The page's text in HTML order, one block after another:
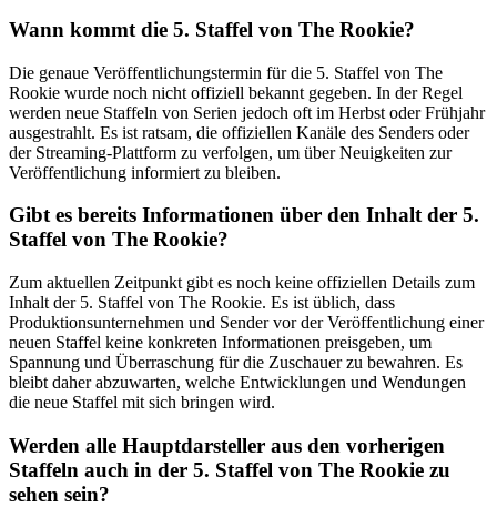
Wann kommt die 5. Staffel von The Rookie?
Die genaue Veröffentlichungstermin für die 5. Staffel von The
Rookie wurde noch nicht offiziell bekannt gegeben. In der Regel
werden neue Staffeln von Serien jedoch oft im Herbst oder Frühjahr
ausgestrahlt. Es ist ratsam, die offiziellen Kanäle des Senders oder
der Streaming-Plattform zu verfolgen, um über Neuigkeiten zur
Veröffentlichung informiert zu bleiben.
Gibt es bereits Informationen über den Inhalt der 5.
Staffel von The Rookie?
Zum aktuellen Zeitpunkt gibt es noch keine offiziellen Details zum
Inhalt der 5. Staffel von The Rookie. Es ist üblich, dass
Produktionsunternehmen und Sender vor der Veröffentlichung einer
neuen Staffel keine konkreten Informationen preisgeben, um
Spannung und Überraschung für die Zuschauer zu bewahren. Es
bleibt daher abzuwarten, welche Entwicklungen und Wendungen
die neue Staffel mit sich bringen wird.
Werden alle Hauptdarsteller aus den vorherigen
Staffeln auch in der 5. Staffel von The Rookie zu
sehen sein?